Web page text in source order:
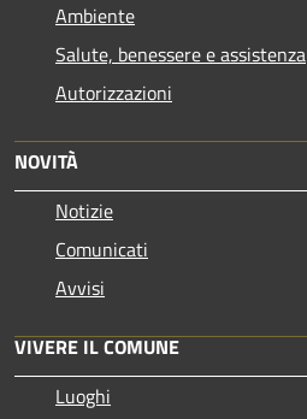
Ambiente
Salute, benessere e assistenza
Autorizzazioni
NOVITÀ
Notizie
Comunicati
Avvisi
VIVERE IL COMUNE
Luoghi